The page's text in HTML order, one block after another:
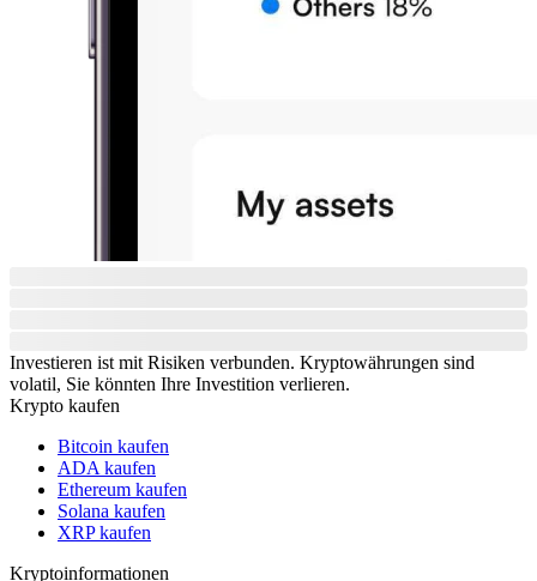
Investieren ist mit Risiken verbunden. Kryptowährungen sind
volatil, Sie könnten Ihre Investition verlieren.
Krypto kaufen
Bitcoin kaufen
ADA kaufen
Ethereum kaufen
Solana kaufen
XRP kaufen
Kryptoinformationen